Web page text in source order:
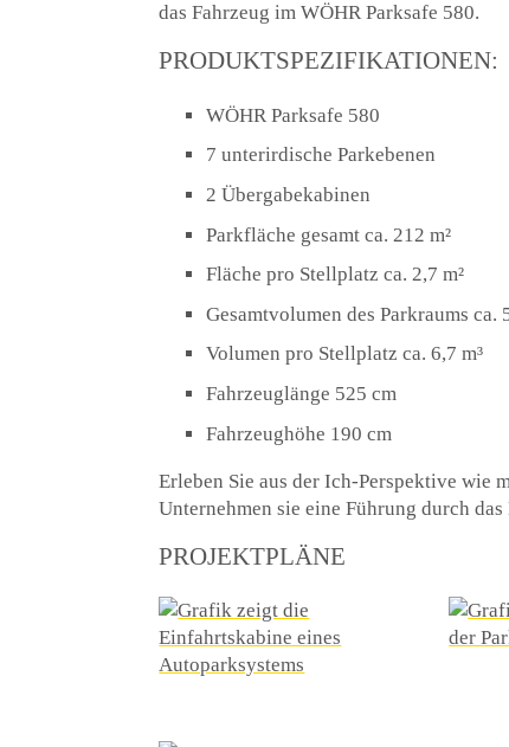
das Fahrzeug im WÖHR Parksafe 580.
PRODUKTSPEZIFIKATIONEN:
WÖHR Parksafe 580
7 unterirdische Parkebenen
2 Übergabekabinen
Parkfläche gesamt ca. 212 m²
Fläche pro Stellplatz ca. 2,7 m²
Gesamtvolumen des Parkraums ca.
Volumen pro Stellplatz ca. 6,7 m³
Fahrzeuglänge 525 cm
Fahrzeughöhe 190 cm
Erleben Sie aus der Ich-Perspektive wie
Unternehmen sie eine Führung durch
PROJEKTPLÄNE